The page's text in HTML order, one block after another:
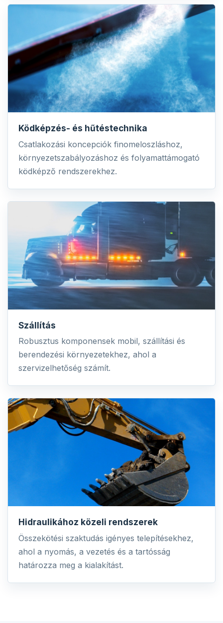
Ködképzés- és hűtéstechnika
Csatlakozási koncepciók finomeloszláshoz,
környezetszabályozáshoz és folyamattámogató
ködképző rendszerekhez.
Szállítás
Robusztus komponensek mobil, szállítási és
berendezési környezetekhez, ahol a
szervizelhetőség számít.
Hidraulikához közeli rendszerek
Összekötési szaktudás igényes telepítésekhez,
ahol a nyomás, a vezetés és a tartósság
határozza meg a kialakítást.